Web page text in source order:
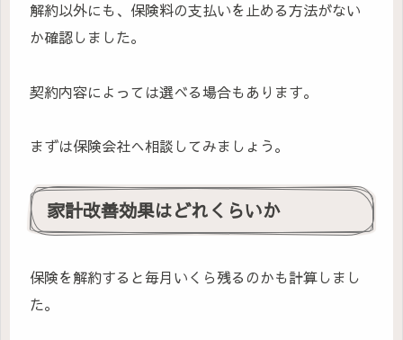
解約以外にも、保険料の支払いを止める方法がない
か確認しました。
契約内容によっては選べる場合もあります。
まずは保険会社へ相談してみましょう。
家計改善効果はどれくらいか
保険を解約すると毎月いくら残るのかも計算しまし
た。